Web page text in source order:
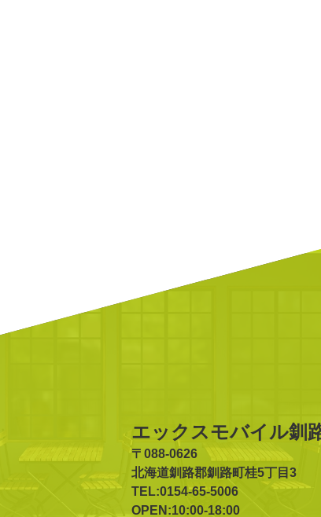
エックスモバイル釧
〒088-0626
北海道釧路郡釧路町桂5丁目3
TEL:0154-65-5006
OPEN:10:00-18:00